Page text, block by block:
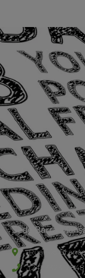
Sede Barra Mansa
Rua Rio
(24) 3323-2848